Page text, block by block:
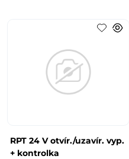
RPT 24 V otvír./uzavír. vyp.
+ kontrolka